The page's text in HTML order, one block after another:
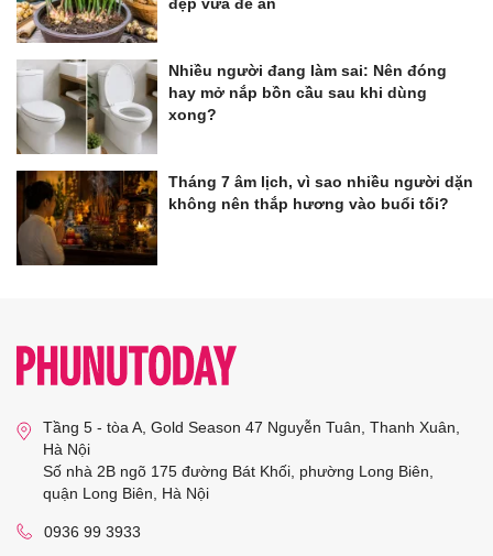
Nhiều người đang làm sai: Nên đóng
hay mở nắp bồn cầu sau khi dùng
xong?
Tháng 7 âm lịch, vì sao nhiều người dặn
không nên thắp hương vào buổi tối?
Tầng 5 - tòa A, Gold Season 47 Nguyễn Tuân, Thanh Xuân,
Hà Nội
Số nhà 2B ngõ 175 đường Bát Khối, phường Long Biên,
quận Long Biên, Hà Nội
0936 99 3933